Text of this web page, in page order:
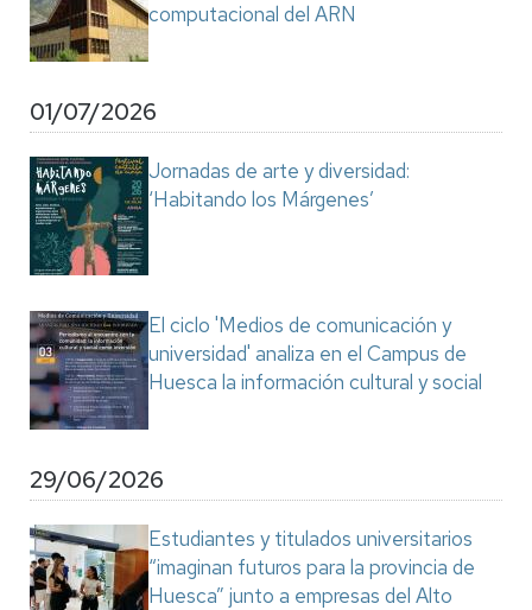
computacional del ARN
01/07/2026
Jornadas de arte y diversidad:
‘Habitando los Márgenes’
El ciclo 'Medios de comunicación y
universidad' analiza en el Campus de
Huesca la información cultural y social
29/06/2026
Estudiantes y titulados universitarios
“imaginan futuros para la provincia de
Huesca” junto a empresas del Alto